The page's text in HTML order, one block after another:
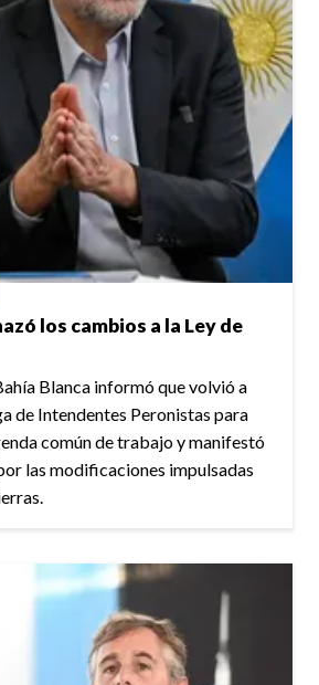
los cambios a la Ley de
Blanca informó que volvió a
de Intendentes Peronistas para
común de trabajo y manifestó
las modificaciones impulsadas